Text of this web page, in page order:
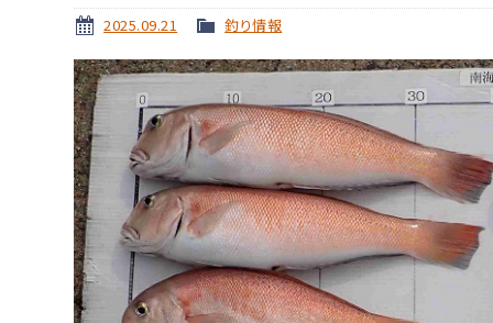
2025.09.21 釣り情報